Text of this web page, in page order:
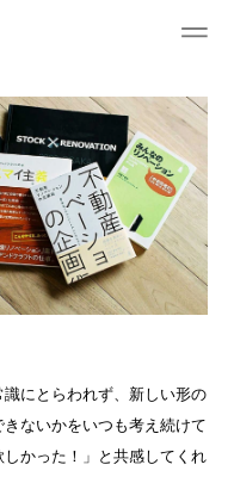
にとらわれず、新しい形の
ないかをいつも考え続けて
かった！」と共感してくれ